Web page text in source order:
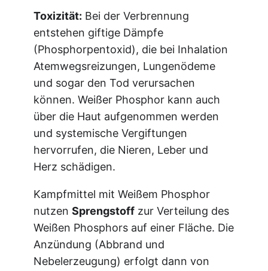
Toxizität: Bei der Verbrennung
entstehen giftige Dämpfe
(Phosphorpentoxid), die bei Inhalation
Atemwegsreizungen, Lungenödeme
und sogar den Tod verursachen
können. Weißer Phosphor kann auch
über die Haut aufgenommen werden
und systemische Vergiftungen
hervorrufen, die Nieren, Leber und
Herz schädigen.
Kampfmittel mit Weißem Phosphor
nutzen Sprengstoff zur Verteilung des
Weißen Phosphors auf einer Fläche. Die
Anzündung (Abbrand und
Nebelerzeugung) erfolgt dann von